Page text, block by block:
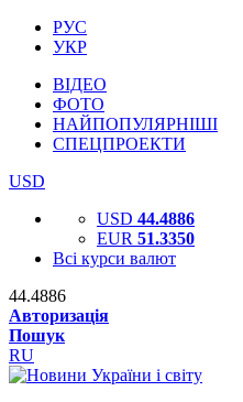
РУС
УКР
ВІДЕО
ФОТО
НАЙПОПУЛЯРНІШІ
СПЕЦПРОЕКТИ
USD
USD 44.4886
EUR 51.3350
Всі курси валют
44.4886
Авторизація
Пошук
RU